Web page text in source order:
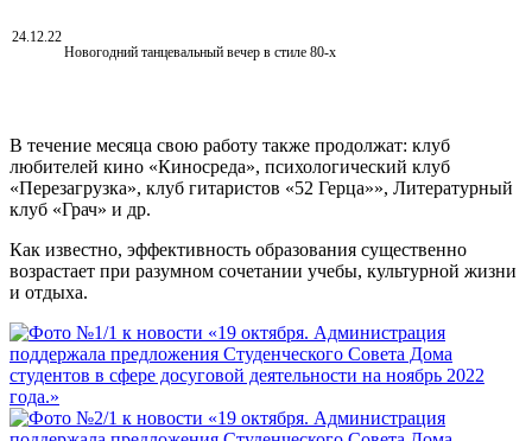
24.12.22
Новогодний танцевальный вечер в стиле 80-х
В течение месяца свою работу также продолжат: клуб
любителей кино «Киносреда», психологический клуб
«Перезагрузка», клуб гитаристов «52 Герца»», Литературный
клуб «Грач» и др.
Как известно, эффективность образования существенно
возрастает при разумном сочетании учебы, культурной жизни
и отдыха.